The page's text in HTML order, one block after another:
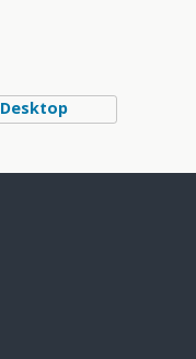
Desktop